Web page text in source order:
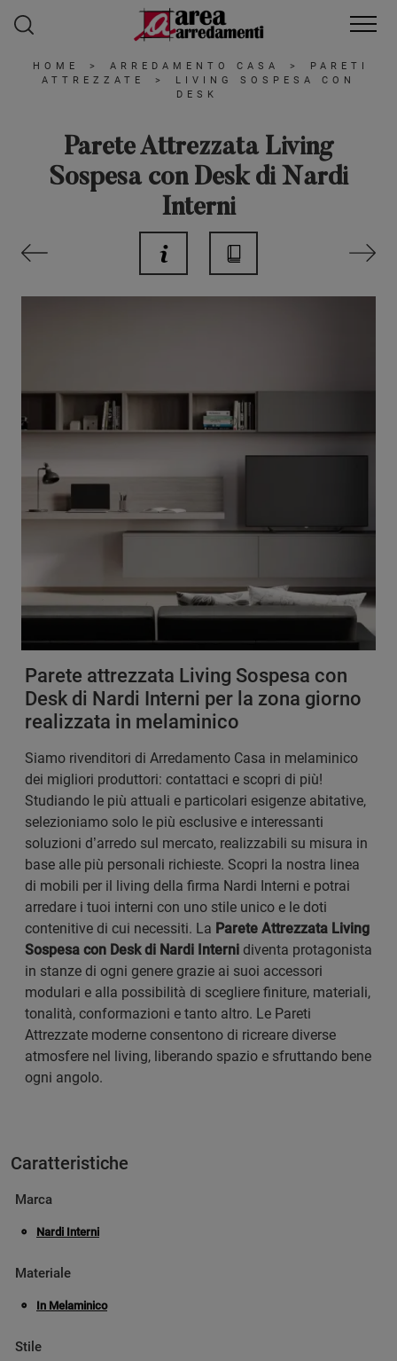
HOME > ARREDAMENTO CASA >
PARETI
ATTREZZATE
>
LIVING SOSPESA CON
DESK
Parete Attrezzata Living
Sospesa con Desk di Nardi
Interni
Parete attrezzata Living Sospesa con
Desk di Nardi Interni per la zona giorno
realizzata in melaminico
Siamo rivenditori di Arredamento Casa in melaminico
dei migliori produttori: contattaci e scopri di più!
Studiando le più attuali e particolari esigenze abitative,
selezioniamo solo le più esclusive e interessanti
soluzioni d’arredo sul mercato, realizzabili su misura in
base alle più personali richieste. Scopri la nostra linea
di mobili per il living della firma Nardi Interni e potrai
arredare i tuoi interni con uno stile unico e le doti
contenitive di cui necessiti. La Parete Attrezzata Living
Sospesa con Desk di Nardi Interni diventa protagonista
in stanze di ogni genere grazie ai suoi accessori
modulari e alla possibilità di scegliere finiture, materiali,
tonalità, conformazioni e tanto altro. Le Pareti
Attrezzate moderne consentono di ricreare diverse
atmosfere nel living, liberando spazio e sfruttando bene
ogni angolo.
Caratteristiche
Marca
Nardi Interni
Materiale
In Melaminico
Stile